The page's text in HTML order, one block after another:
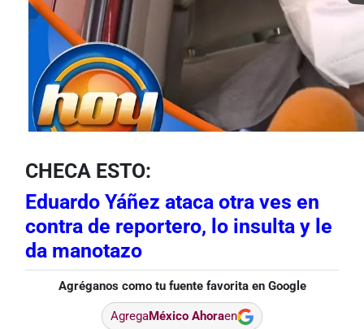
CHECA ESTO:
Eduardo Yáñez ataca otra ves en
contra de reportero, lo insulta y le
da manotazo
Agréganos como tu fuente favorita en Google
AgregaMéxico Ahoraen